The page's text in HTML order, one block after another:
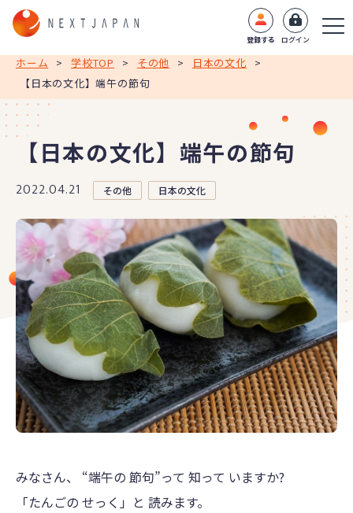
登録する ログイン
ホーム > 学校TOP > その他 > 日本の文化
>
【日本の文化】端午の節句
【日本の文化】端午の節句
2022.04.21 その他 日本の文化
みなさん、 “端午の 節句”って 知って いますか?
「たんごの せっく」と 読みます。